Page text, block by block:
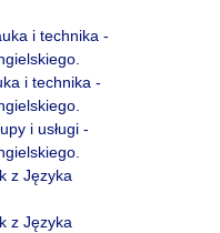
i technika -
i technika -
i usługi -
z Języka
z Języka